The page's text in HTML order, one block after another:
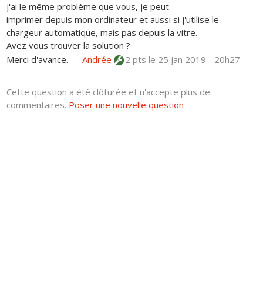
j'ai le même problème que vous, je peut
imprimer depuis mon ordinateur et aussi si j'utilise le
chargeur automatique, mais pas depuis la vitre.
Avez vous trouver la solution ?
Merci d'avance. —Andrée 2 ptsle 25 jan 2019 - 20h27
Cette question a été clôturée et n'accepte plus de
commentaires. Poser une nouvelle question